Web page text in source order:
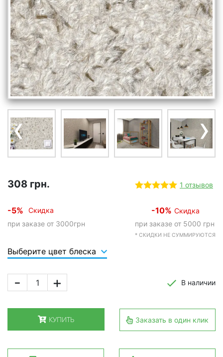
‹ ›
308 грн. 1 отзывов
-5%
Скидка
при заказе от 3000грн
-10% Скидка
при заказе от 5000 грн
* СКИДКИ НЕ СУММИРУЮТСЯ
Выберите цвет блеска
- + В наличии
КУПИТЬ Заказать в один клик